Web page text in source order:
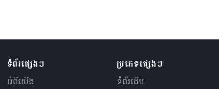
ទំព័រផ្សេងៗ
អំពីយើង
ប្រភេទផ្សេងៗ
ទំព័រដើម